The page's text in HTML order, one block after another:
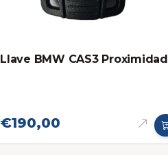
Llave BMW CAS3 Proximidad
€190,00